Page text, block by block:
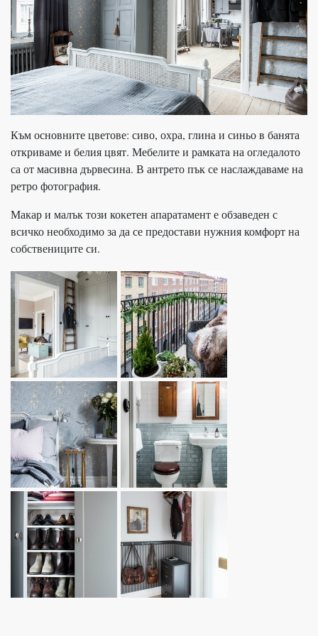
Към основните цветове: сиво, охра, глина и синьо в банята
откриваме и белия цвят. Мебелите и рамката на огледалото
са от масивна дървесина. В антрето пък се наслаждаваме на
ретро фотография.
Макар и малък този кокетен апаратамент е обзаведен с
всичко необходимо за да се предостави нужния комфорт на
собствениците си.